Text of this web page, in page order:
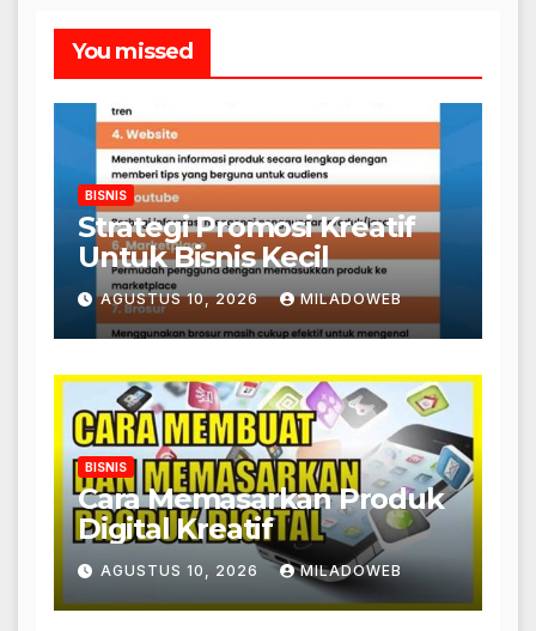
You missed
BISNIS
Strategi Promosi Kreatif
Untuk Bisnis Kecil
AGUSTUS 10, 2026 MILADOWEB
BISNIS
Cara Memasarkan Produk
Digital Kreatif
AGUSTUS 10, 2026 MILADOWEB